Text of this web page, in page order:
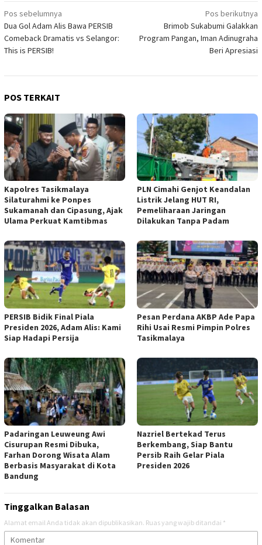
Navigasi
pos
Pos sebelumnya
Dua Gol Adam Alis Bawa PERSIB
Comeback Dramatis vs Selangor:
This is PERSIB!
Pos berikutnya
Brimob Sukabumi Galakkan
Program Pangan, Iman Adinugraha
Beri Apresiasi
POS TERKAIT
Kapolres Tasikmalaya
Silaturahmi ke Ponpes
Sukamanah dan Cipasung, Ajak
Ulama Perkuat Kamtibmas
PLN Cimahi Genjot Keandalan
Listrik Jelang HUT RI,
Pemeliharaan Jaringan
Dilakukan Tanpa Padam
PERSIB Bidik Final Piala
Presiden 2026, Adam Alis: Kami
Siap Hadapi Persija
Pesan Perdana AKBP Ade Papa
Rihi Usai Resmi Pimpin Polres
Tasikmalaya
Padaringan Leuweung Awi
Cisurupan Resmi Dibuka,
Farhan Dorong Wisata Alam
Berbasis Masyarakat di Kota
Bandung
Nazriel Bertekad Terus
Berkembang, Siap Bantu
Persib Raih Gelar Piala
Presiden 2026
Tinggalkan Balasan
Alamat email Anda tidak akan dipublikasikan. Ruas yang wajib ditandai *